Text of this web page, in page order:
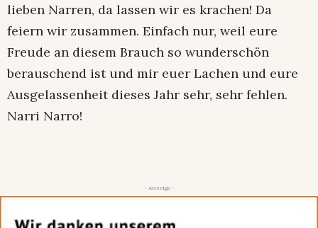
lieben Narren, da lassen wir es krachen! Da
feiern wir zusammen. Einfach nur, weil eure
Freude an diesem Brauch so wunderschön
berauschend ist und mir euer Lachen und eure
Ausgelassenheit dieses Jahr sehr, sehr fehlen.
Narri Narro!
- Anzeige -